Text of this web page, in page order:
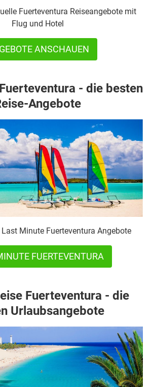
Fuerteventura Reiseangebote mit
Flug und Hotel
ANSCHAUEN
- die besten
Angebote
Minute Fuerteventura Angebote
FUERTEVENTURA
Fuerteventura - die
Urlaubsangebote